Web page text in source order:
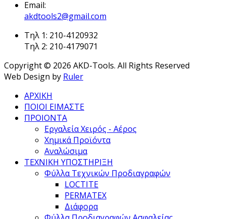
Email:
akdtools2@gmail.com
Τηλ 1: 210-4120932
Τηλ 2: 210-4179071
Copyright © 2026 AKD-Tools. All Rights Reserved
Web Design by Ruler
ΑΡΧΙΚΗ
ΠΟΙΟΙ ΕΙΜΑΣΤΕ
ΠΡΟΙΟΝΤΑ
Εργαλεία Χειρός - Αέρος
Χημικά Προϊόντα
Αναλώσιμα
ΤΕΧΝΙΚΗ ΥΠΟΣΤΗΡΙΞΗ
Φύλλα Τεχνικών Προδιαγραφών
LOCTITE
PERMATEX
Διάφορα